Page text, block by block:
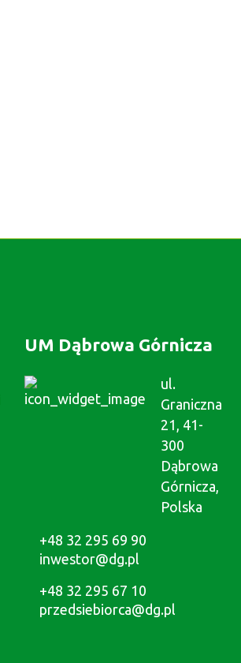
UM Dąbrowa Górnicza
ul.
Graniczna
21, 41-
300
Dąbrowa
Górnicza,
Polska
+48 32 295 69 90
inwestor@dg.pl
+48 32 295 67 10
przedsiebiorca@dg.pl